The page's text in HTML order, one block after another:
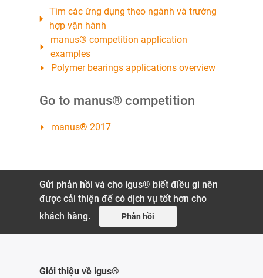
Tìm các ứng dụng theo ngành và trường
hợp vận hành
manus® competition application
examples
Polymer bearings applications overview
Go to manus® competition
manus® 2017
Gửi phản hồi và cho igus® biết điều gì nên
được cải thiện để có dịch vụ tốt hơn cho
khách hàng.
Phản hồi
Giới thiệu về igus®